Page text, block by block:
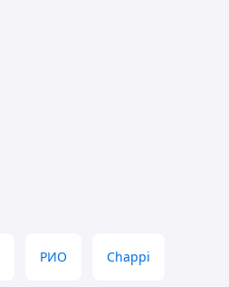
РИО Chappi